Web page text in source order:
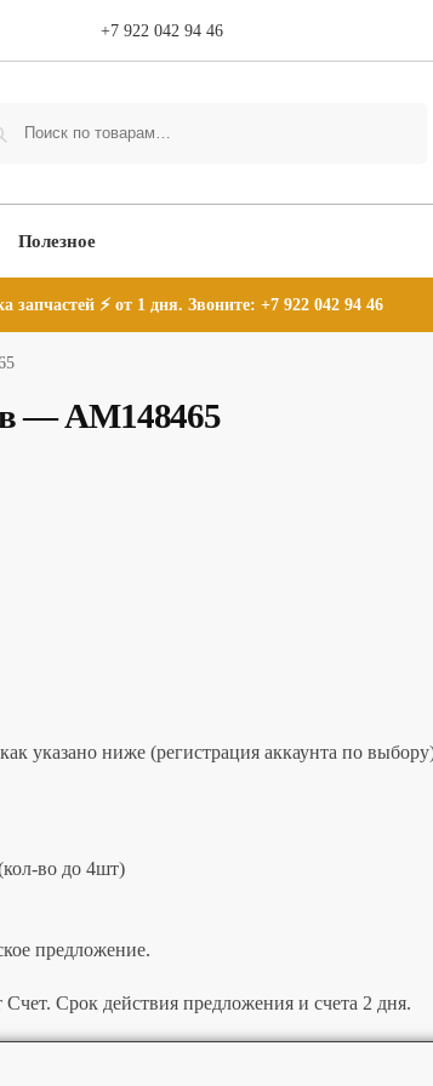
+7 922 042 94 46
Полезное
запчастей ⚡ от 1 дня. Звоните: +7 922 042 94 46
— AM148465
указано ниже (регистрация аккаунта по
во до 4шт)
предложение.
Срок действия предложения и счета 2 дня.